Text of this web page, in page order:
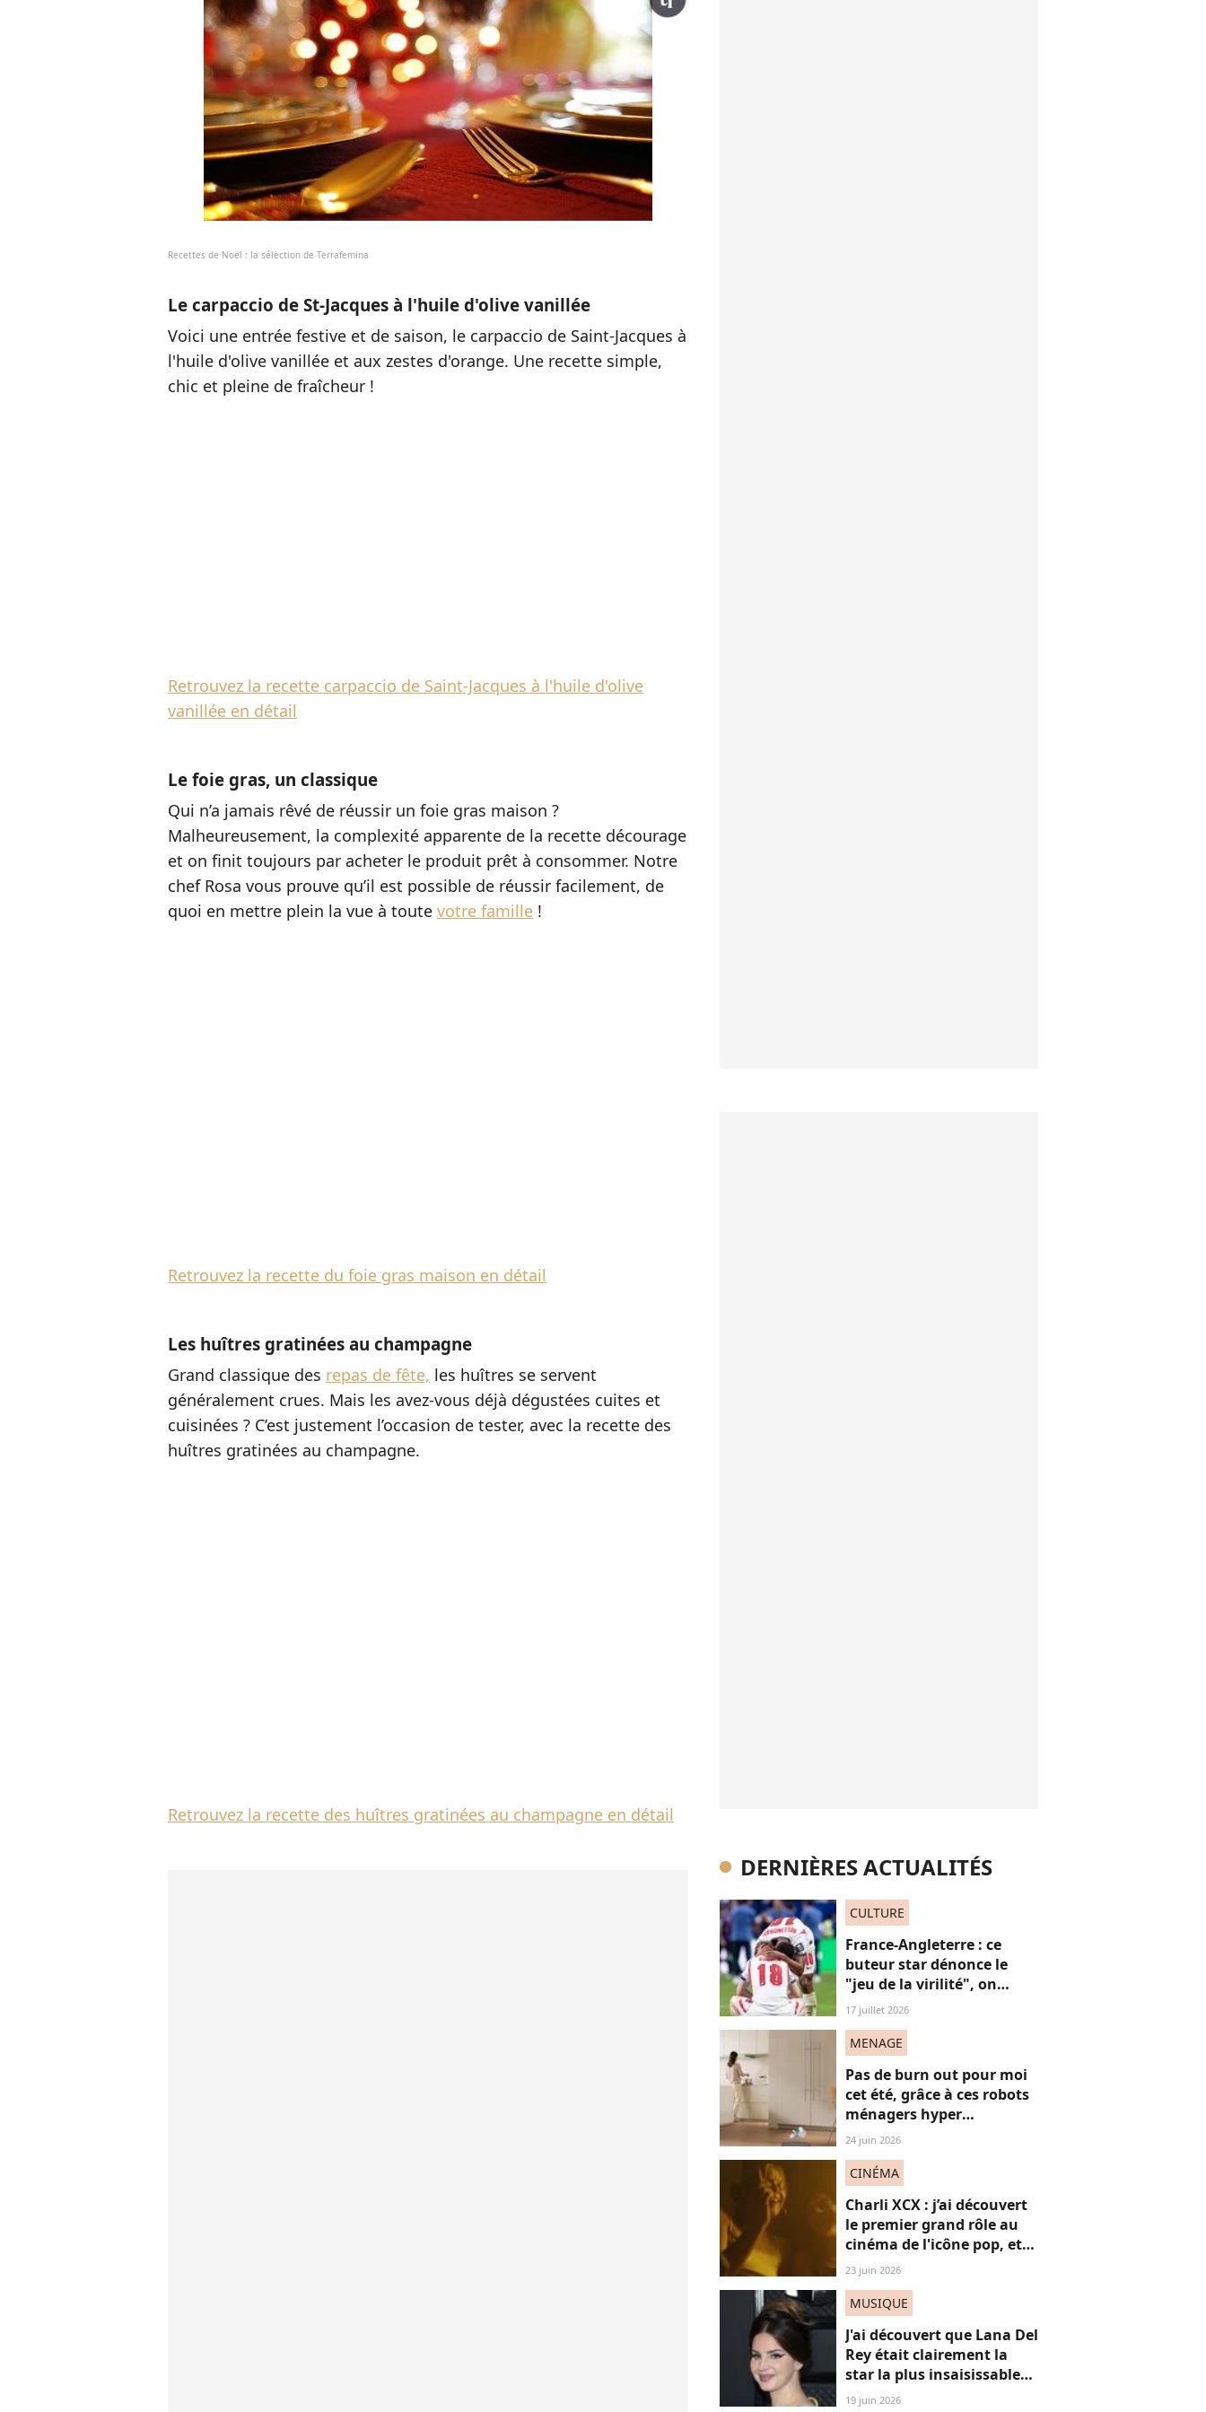
Recettes de Noël : la sélection de Terrafemina
Le carpaccio de St-Jacques à l'huile d'olive vanillée
Voici une entrée festive et de saison, le carpaccio de Saint-Jacques à
l'huile d'olive vanillée et aux zestes d'orange. Une recette simple,
chic et pleine de fraîcheur !
Retrouvez la recette carpaccio de Saint-Jacques à l'huile d'olive
vanillée en détail
Le foie gras, un classique
Qui n’a jamais rêvé de réussir un foie gras maison ?
Malheureusement, la complexité apparente de la recette décourage
et on finit toujours par acheter le produit prêt à consommer. Notre
chef Rosa vous prouve qu’il est possible de réussir facilement, de
quoi en mettre plein la vue à toute votre famille !
Retrouvez la recette du foie gras maison en détail
Les huîtres gratinées au champagne
Grand classique des repas de fête, les huîtres se servent
généralement crues. Mais les avez-vous déjà dégustées cuites et
cuisinées ? C’est justement l’occasion de tester, avec la recette des
huîtres gratinées au champagne.
Retrouvez la recette des huîtres gratinées au champagne en détail
DERNIÈRES ACTUALITÉS
CULTURE
France-Angleterre : ce
buteur star dénonce le
"jeu de la virilité", on
décrypte ses mots pas très
"frères Gallagher"
17 juillet 2026
MENAGE
Pas de burn out pour moi
cet été, grâce à ces robots
ménagers hyper
performants
24 juin 2026
CINÉMA
Charli XCX : j’ai découvert
le premier grand rôle au
cinéma de l'icône pop, et
c'est un vrai OVNI
23 juin 2026
MUSIQUE
J'ai découvert que Lana Del
Rey était clairement la
star la plus insaisissable
de la pop, et voici
19 juin 2026